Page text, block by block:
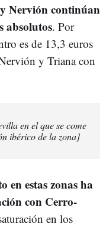
Nervión continúan
absolutos. Por
es de 13,3 euros
y Triana con
en el que se come
ibérico de la zona]
en estas zonas ha
con Cerro-
en los